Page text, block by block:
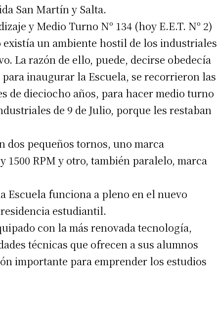
San Martín y Salta.
y Medio Turno Nº 134 (hoy E.E.T. Nº 2)
un ambiente hostil de los industriales
La razón de ello, puede, decirse obedecía
inaugurar la Escuela, se recorrieron las
de dieciocho años, para hacer medio turno
de 9 de Julio, porque les restaban
dos pequeños tornos, uno marca
1500 RPM y otro, también paralelo, marca
Escuela funciona a pleno en el nuevo
estudiantil.
con la más renovada tecnología,
técnicas que ofrecen a sus alumnos
importante para emprender los estudios